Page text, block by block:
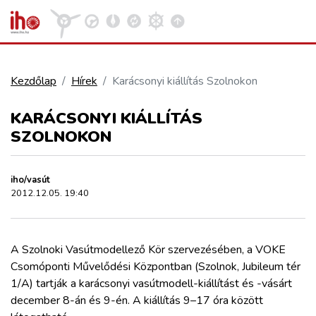
VASÚT
REPÜLÉS
ELLÁTÁSI LÁNC
Kezdőlap Hírek Karácsonyi kiállítás Szolnokon
KARÁCSONYI KIÁLLÍTÁS
SZOLNOKON
iho/vasút
2012.12.05. 19:40
A Szolnoki Vasútmodellező Kör szervezésében, a VOKE
Csomóponti Művelődési Központban (Szolnok, Jubileum tér
1/A) tartják a karácsonyi vasútmodell-kiállítást és -vásárt
december 8-án és 9-én. A kiállítás 9–17 óra között